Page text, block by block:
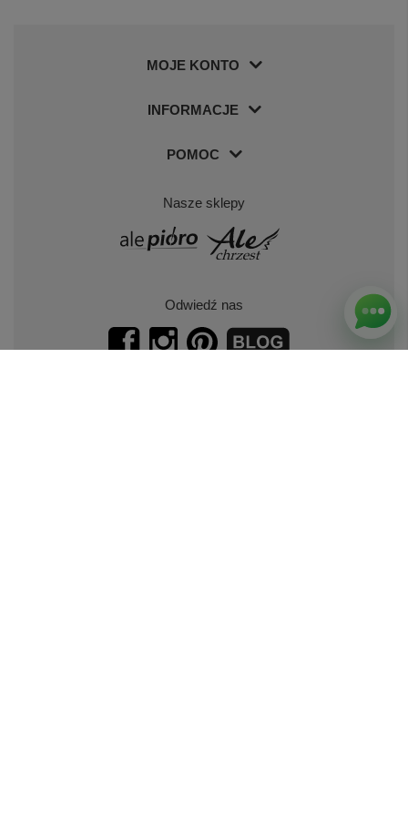
MOJE KONTO
INFORMACJE
POMOC
Nasze sklepy
Odwiedź nas